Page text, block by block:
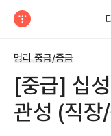
명리 중급/중급
[중급] 십
관성 (직장